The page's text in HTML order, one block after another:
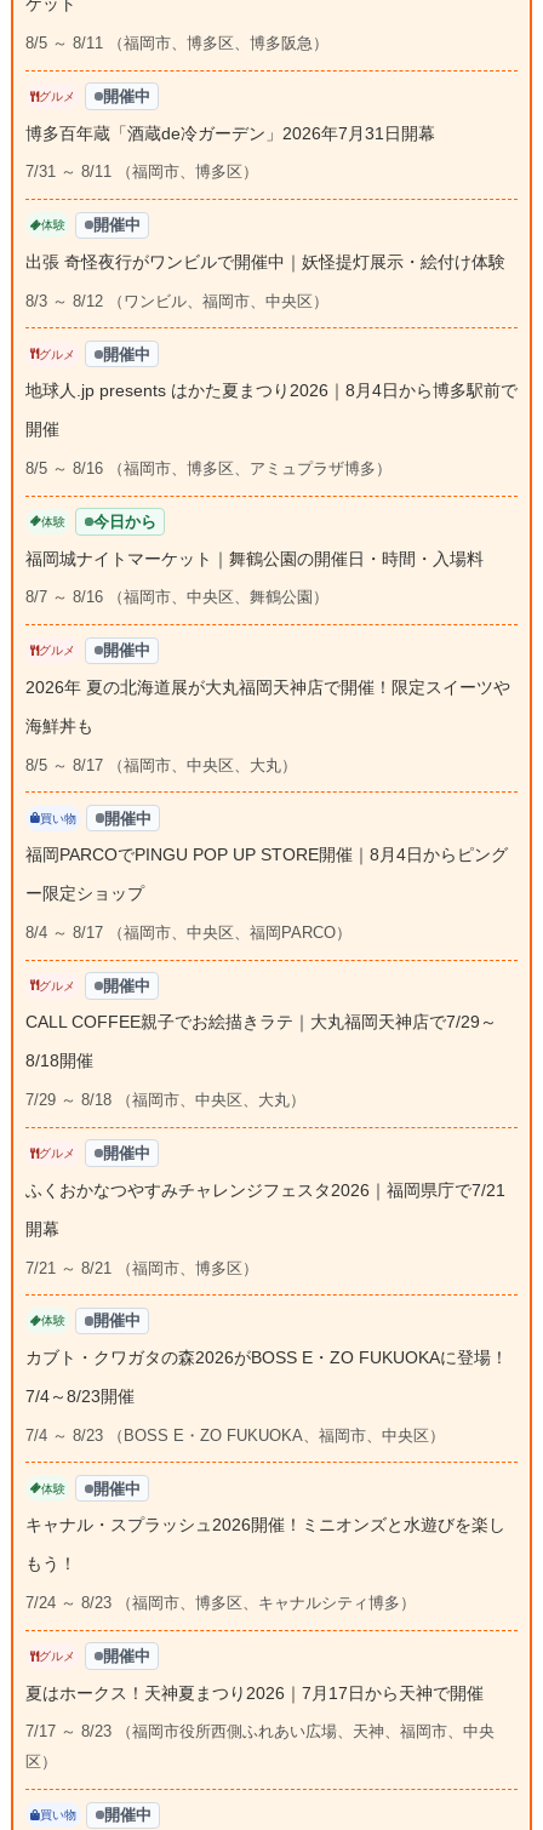
ケット
8/5 ～ 8/11 （福岡市、博多区、博多阪急）
グルメ 開催中
博多百年蔵「酒蔵de冷ガーデン」2026年7月31日開幕
7/31 ～ 8/11 （福岡市、博多区）
体験 開催中
出張 奇怪夜行がワンビルで開催中｜妖怪提灯展示・絵付け体験
8/3 ～ 8/12 （ワンビル、福岡市、中央区）
グルメ 開催中
地球人.jp presents はかた夏まつり2026｜8月4日から博多駅前で
開催
8/5 ～ 8/16 （福岡市、博多区、アミュプラザ博多）
体験 今日から
福岡城ナイトマーケット｜舞鶴公園の開催日・時間・入場料
8/7 ～ 8/16 （福岡市、中央区、舞鶴公園）
グルメ 開催中
2026年 夏の北海道展が大丸福岡天神店で開催！限定スイーツや
海鮮丼も
8/5 ～ 8/17 （福岡市、中央区、大丸）
買い物 開催中
福岡PARCOでPINGU POP UP STORE開催｜8月4日からピング
ー限定ショップ
8/4 ～ 8/17 （福岡市、中央区、福岡PARCO）
グルメ 開催中
CALL COFFEE親子でお絵描きラテ｜大丸福岡天神店で7/29～
8/18開催
7/29 ～ 8/18 （福岡市、中央区、大丸）
グルメ 開催中
ふくおかなつやすみチャレンジフェスタ2026｜福岡県庁で7/21
開幕
7/21 ～ 8/21 （福岡市、博多区）
体験 開催中
カブト・クワガタの森2026がBOSS E・ZO FUKUOKAに登場！
7/4～8/23開催
7/4 ～ 8/23 （BOSS E・ZO FUKUOKA、福岡市、中央区）
体験 開催中
キャナル・スプラッシュ2026開催！ミニオンズと水遊びを楽し
もう！
7/24 ～ 8/23 （福岡市、博多区、キャナルシティ博多）
グルメ 開催中
夏はホークス！天神夏まつり2026｜7月17日から天神で開催
7/17 ～ 8/23 （福岡市役所西側ふれあい広場、天神、福岡市、中央
区）
買い物 開催中